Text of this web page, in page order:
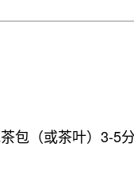
包（或茶叶）3-5